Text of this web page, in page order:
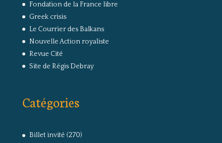
Fondation de la France libre
Greek crisis
Le Courrier des Balkans
Nouvelle Action royaliste
Revue Cité
Site de Régis Debray
Catégories
Billet invité (270)